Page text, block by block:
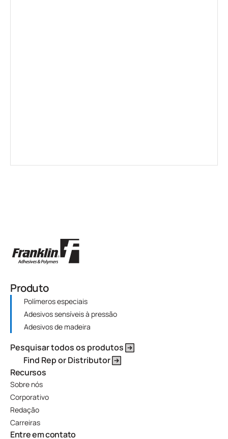
Produto
Polímeros especiais
Adesivos sensíveis à pressão
Adesivos de madeira
Pesquisar todos os produtos
Find Rep or Distributor
Recursos
Sobre nós
Corporativo
Redação
Carreiras
Entre em contato